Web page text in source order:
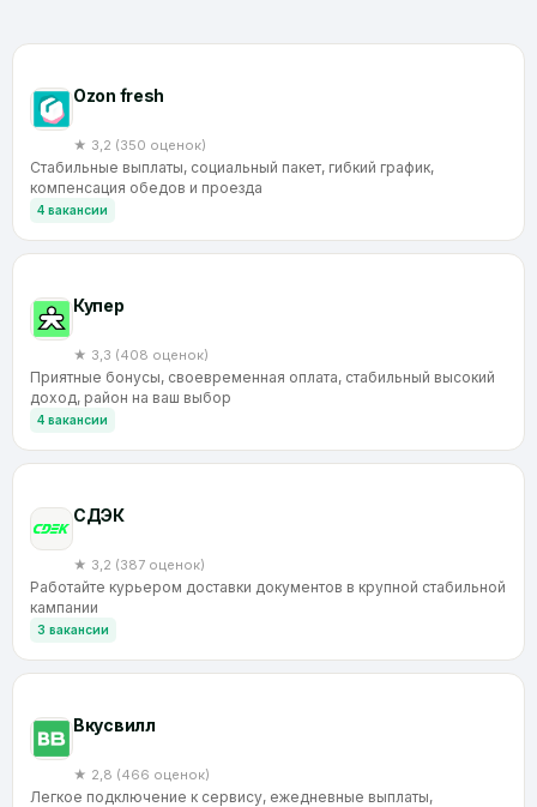
Ozon fresh
★ 3,2 (350 оценок)
Стабильные выплаты, социальный пакет, гибкий график,
компенсация обедов и проезда
4 вакансии
Купер
★ 3,3 (408 оценок)
Приятные бонусы, своевременная оплата, стабильный высокий
доход, район на ваш выбор
4 вакансии
CДЭК
★ 3,2 (387 оценок)
Работайте курьером доставки документов в крупной стабильной
кампании
3 вакансии
Вкусвилл
★ 2,8 (466 оценок)
Легкое подключение к сервису, ежедневные выплаты,